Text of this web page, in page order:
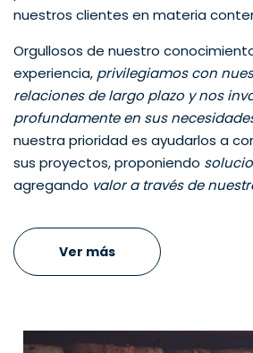
nuestros clientes en materia
Orgullosos de nuestro
experiencia, privilegiamos con
relaciones de largo plazo y nos
profundamente en sus
nuestra prioridad es ayudarlos a
sus proyectos, proponiendo
agregando valor a través de
Ver más